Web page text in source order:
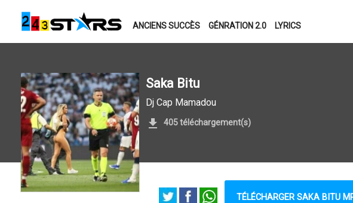
ANCIENS SUCCÈS GÉNRATION 2.0 LYRICS
Saka Bitu
Dj Cap Mamadou
405 téléchargement(s)
TÉLÉCHARGER SAKA BITU